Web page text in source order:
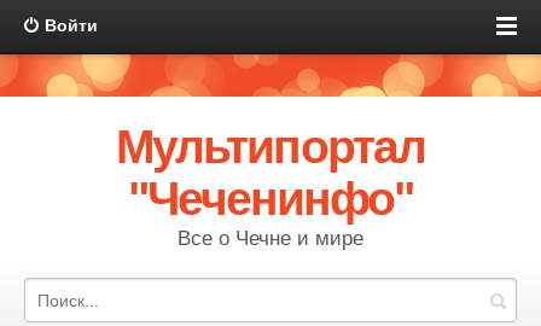
Войти
Мультипортал
"Чеченинфо"
Все о Чечне и мире